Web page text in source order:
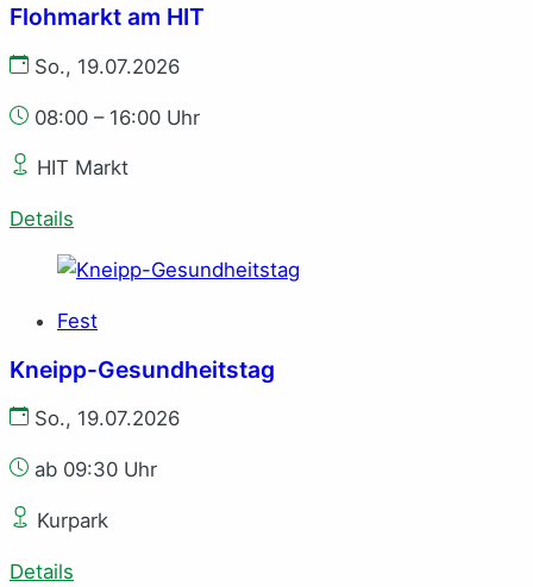
Flohmarkt am HIT
So., 19.07.2026
08:00 – 16:00 Uhr
HIT Markt
Details
Fest
Kneipp-Gesundheitstag
So., 19.07.2026
ab 09:30 Uhr
Kurpark
Details